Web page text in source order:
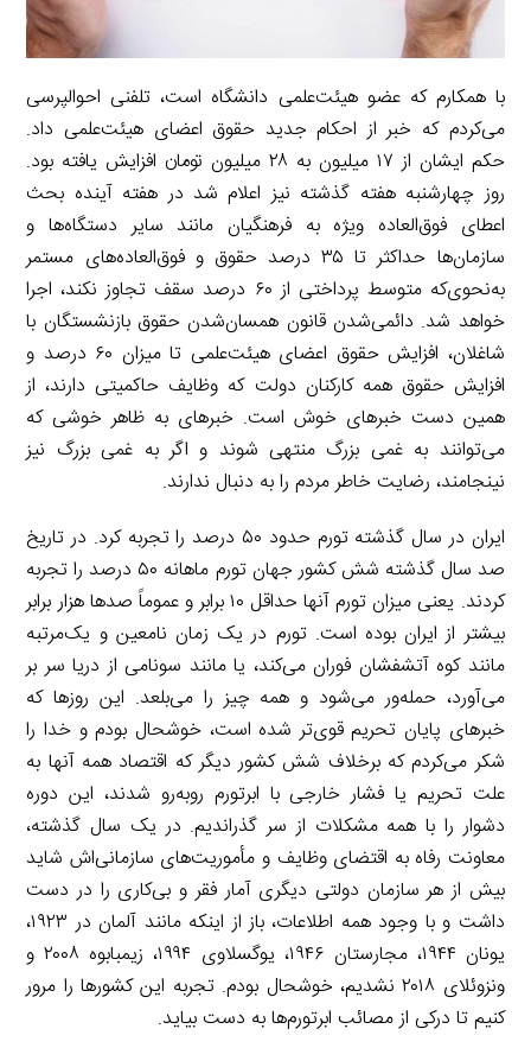
با همکارم که عضو هیئت‌علمی دانشگاه است، تلفنی احوالپرسی
می‌کردم که خبر از احکام جدید حقوق اعضای هیئت‌علمی داد.
حکم ایشان از ۱۷ میلیون به ۲۸ میلیون تومان افزایش یافته بود.
روز چهارشنبه هفته گذشته نیز اعلام شد در هفته آینده بحث
اعطای فوق‌العاده ویژه به فرهنگیان مانند سایر دستگاه‌ها و
سازمان‌ها حداکثر تا ۳۵ درصد حقوق و فوق‌العاده‌های مستمر
به‌نحوی‌که متوسط پرداختی از ۶۰ درصد سقف تجاوز نکند، اجرا
خواهد شد. دائمی‌شدن قانون همسان‌شدن حقوق بازنشستگان با
شاغلان، افزایش حقوق اعضای هیئت‌علمی تا میزان ۶۰ درصد و
افزایش حقوق همه کارکنان دولت که وظایف حاکمیتی دارند، از
همین دست خبرهای خوش است. خبرهای به ظاهر خوشی که
می‌توانند به غمی بزرگ منتهی شوند و اگر به غمی بزرگ نیز
نینجامند، رضایت خاطر مردم را به دنبال ندارند.
ایران در سال گذشته تورم حدود ۵۰ درصد را تجربه کرد. در تاریخ
صد سال گذشته شش کشور جهان تورم ماهانه ۵۰ درصد را تجربه
کردند. یعنی میزان تورم آنها حداقل ۱۰ برابر و عموماً صدها هزار برابر
بیشتر از ایران بوده است. تورم در یک زمان نامعین و یک‌مرتبه
مانند کوه آتشفشان فوران می‌کند، یا مانند سونامی از دریا سر بر
می‌آورد، حمله‌ور می‌شود و همه چیز را می‌بلعد. این روزها که
خبرهای پایان تحریم قوی‌تر شده است، خوشحال بودم و خدا را
شکر می‌کردم که برخلاف شش کشور دیگر که اقتصاد همه آنها به
علت تحریم یا فشار خارجی با ابرتورم روبه‌رو شدند، این دوره
دشوار را با همه مشکلات از سر گذراندیم. در یک سال گذشته،
معاونت رفاه به اقتضای وظایف و مأموریت‌های سازمانی‌اش شاید
بیش از هر سازمان دولتی دیگری آمار فقر و بی‌کاری را در دست
داشت و با وجود همه اطلاعات، باز از اینکه مانند آلمان در ۱۹۲۳،
یونان ۱۹۴۴، مجارستان ۱۹۴۶، یوگسلاوی ۱۹۹۴، زیمبابوه ۲۰۰۸ و
ونزوئلای ۲۰۱۸ نشدیم، خوشحال بودم. تجربه این کشورها را مرور
کنیم تا درکی از مصائب ابرتورم‌ها به دست بیاید.